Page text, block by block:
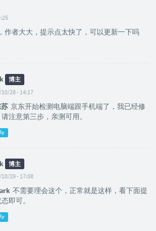
作者大大，提示点太快了，可以更新一下吗
博主
28 - 14:17
京东开始检测电脑端跟手机端了，我已经修
注意第三步，亲测可用。
博主
29 - 17:08
不需要理会这个，正常就是这样，看下面提
即可。